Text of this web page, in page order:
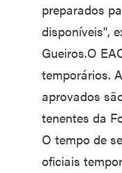
preparados
disponíveis",
Gueiros.O
temporários.
aprovados
tenentes da
O tempo de
oficiais